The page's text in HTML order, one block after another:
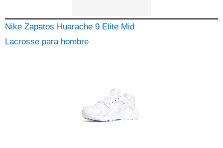
Nike Zapatos Huarache 9 Elite Mid
Lacrosse para hombre